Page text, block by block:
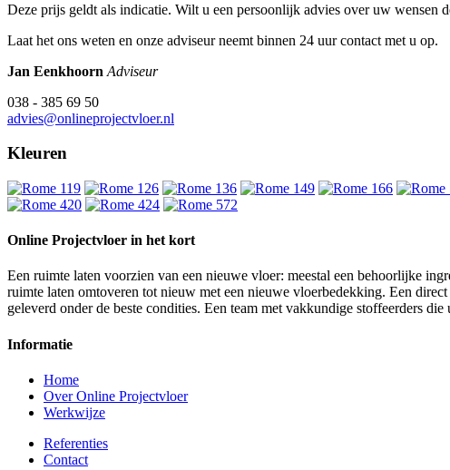
Deze prijs geldt als indicatie. Wilt u een persoonlijk advies over uw wensen
Laat het ons weten en onze adviseur neemt binnen 24 uur contact met u op.
Jan Eenkhoorn Adviseur
038 - 385 69 50
advies@onlineprojectvloer.nl
Kleuren
Online Projectvloer in het kort
Een ruimte laten voorzien van een nieuwe vloer: meestal een behoorlijke
ruimte laten omtoveren tot nieuw met een nieuwe vloerbedekking. Een
geleverd onder de beste condities. Een team met vakkundige stoffeerders
Informatie
Home
Over Online Projectvloer
Werkwijze
Referenties
Contact